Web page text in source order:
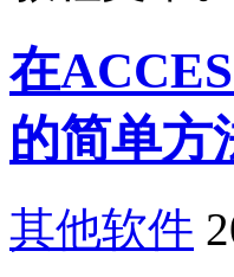
在
的简单方
其他软件